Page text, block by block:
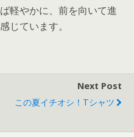
軽やかに、前を向いて進
じています。
Next Post
この夏イチオシ！Tシャツ